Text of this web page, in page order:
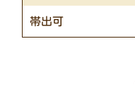
帯出可